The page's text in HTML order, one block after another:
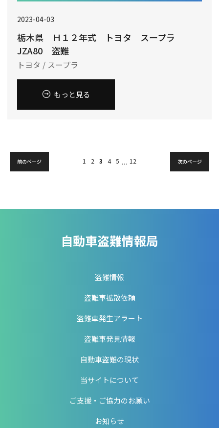
2023-04-03
栃木県 Ｈ１２年式 トヨタ スープラ
JZA80 盗難
トヨタ / スープラ
もっと見る
前のページ 1 2 3 4 5 … 12 次のページ
自動車盗難情報局
盗難情報
盗難車拡散依頼
盗難車発生アラート
盗難車発見情報
自動車盗難の現状
当サイトについて
ご支援・ご協力のお願い
お知らせ